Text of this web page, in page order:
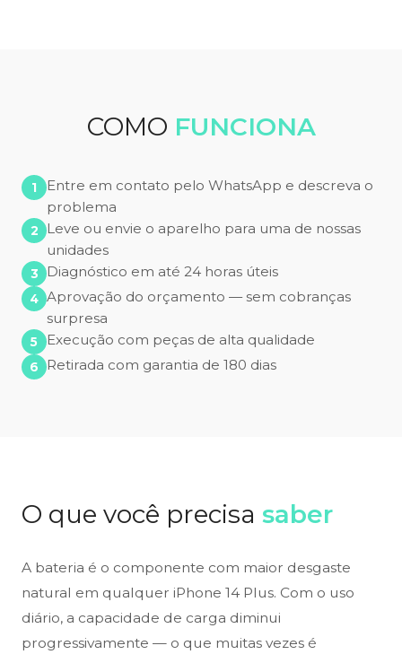
COMO FUNCIONA
Entre em contato pelo WhatsApp e descreva o
problema
Leve ou envie o aparelho para uma de nossas
unidades
Diagnóstico em até 24 horas úteis
Aprovação do orçamento — sem cobranças
surpresa
Execução com peças de alta qualidade
Retirada com garantia de 180 dias
O que você precisa saber
A bateria é o componente com maior desgaste
natural em qualquer iPhone 14 Plus. Com o uso
diário, a capacidade de carga diminui
progressivamente — o que muitas vezes é